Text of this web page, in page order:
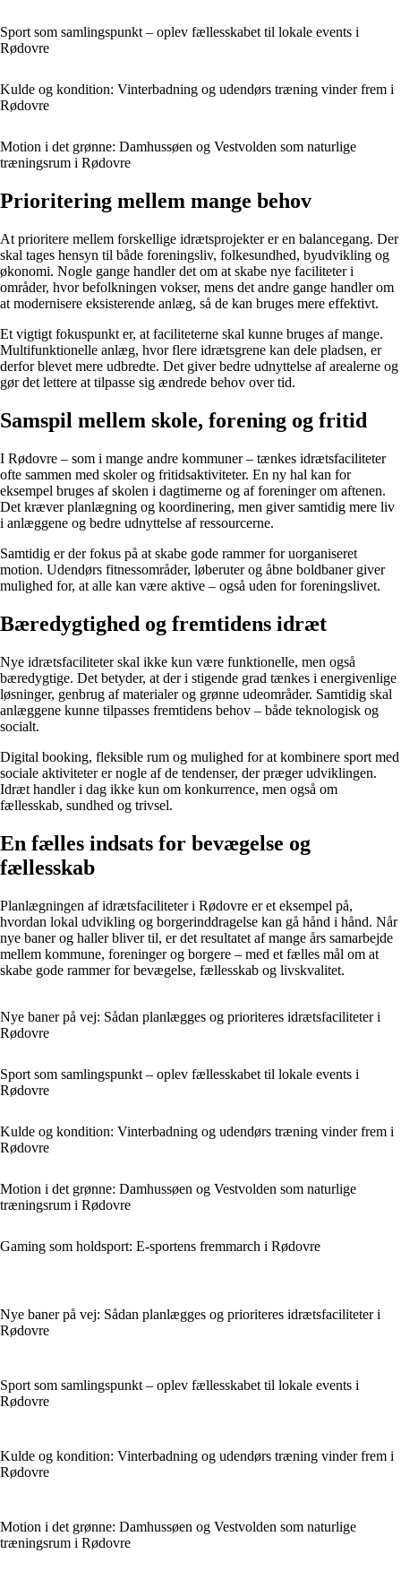
Sport som samlingspunkt – oplev fællesskabet til lokale events i
Rødovre
Kulde og kondition: Vinterbadning og udendørs træning vinder frem i
Rødovre
Motion i det grønne: Damhussøen og Vestvolden som naturlige
træningsrum i Rødovre
Prioritering mellem mange behov
At prioritere mellem forskellige idrætsprojekter er en balancegang. Der
skal tages hensyn til både foreningsliv, folkesundhed, byudvikling og
økonomi. Nogle gange handler det om at skabe nye faciliteter i
områder, hvor befolkningen vokser, mens det andre gange handler om
at modernisere eksisterende anlæg, så de kan bruges mere effektivt.
Et vigtigt fokuspunkt er, at faciliteterne skal kunne bruges af mange.
Multifunktionelle anlæg, hvor flere idrætsgrene kan dele pladsen, er
derfor blevet mere udbredte. Det giver bedre udnyttelse af arealerne og
gør det lettere at tilpasse sig ændrede behov over tid.
Samspil mellem skole, forening og fritid
I Rødovre – som i mange andre kommuner – tænkes idrætsfaciliteter
ofte sammen med skoler og fritidsaktiviteter. En ny hal kan for
eksempel bruges af skolen i dagtimerne og af foreninger om aftenen.
Det kræver planlægning og koordinering, men giver samtidig mere liv
i anlæggene og bedre udnyttelse af ressourcerne.
Samtidig er der fokus på at skabe gode rammer for uorganiseret
motion. Udendørs fitnessområder, løberuter og åbne boldbaner giver
mulighed for, at alle kan være aktive – også uden for foreningslivet.
Bæredygtighed og fremtidens idræt
Nye idrætsfaciliteter skal ikke kun være funktionelle, men også
bæredygtige. Det betyder, at der i stigende grad tænkes i energivenlige
løsninger, genbrug af materialer og grønne udeområder. Samtidig skal
anlæggene kunne tilpasses fremtidens behov – både teknologisk og
socialt.
Digital booking, fleksible rum og mulighed for at kombinere sport med
sociale aktiviteter er nogle af de tendenser, der præger udviklingen.
Idræt handler i dag ikke kun om konkurrence, men også om
fællesskab, sundhed og trivsel.
En fælles indsats for bevægelse og
fællesskab
Planlægningen af idrætsfaciliteter i Rødovre er et eksempel på,
hvordan lokal udvikling og borgerinddragelse kan gå hånd i hånd. Når
nye baner og haller bliver til, er det resultatet af mange års samarbejde
mellem kommune, foreninger og borgere – med et fælles mål om at
skabe gode rammer for bevægelse, fællesskab og livskvalitet.
Nye baner på vej: Sådan planlægges og prioriteres idrætsfaciliteter i
Rødovre
Sport som samlingspunkt – oplev fællesskabet til lokale events i
Rødovre
Kulde og kondition: Vinterbadning og udendørs træning vinder frem i
Rødovre
Motion i det grønne: Damhussøen og Vestvolden som naturlige
træningsrum i Rødovre
Gaming som holdsport: E-sportens fremmarch i Rødovre
Nye baner på vej: Sådan planlægges og prioriteres idrætsfaciliteter i
Rødovre
Sport som samlingspunkt – oplev fællesskabet til lokale events i
Rødovre
Kulde og kondition: Vinterbadning og udendørs træning vinder frem i
Rødovre
Motion i det grønne: Damhussøen og Vestvolden som naturlige
træningsrum i Rødovre